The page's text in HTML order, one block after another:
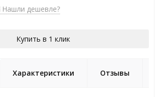
Нашли дешевле?
Купить в 1 клик
Характеристики Отзывы